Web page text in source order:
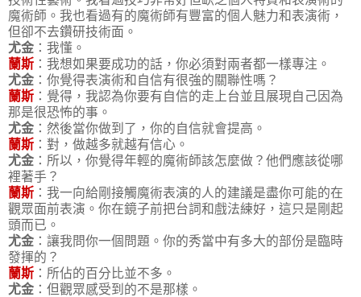
魔術師。我也看過有的魔術師有豐富的個人魅力和表演術，
但卻不去鑽研技術面。
尤金 ：我懂。
蘭斯 ：我想如果要成功的話，你必須對兩者都一樣專注。
尤金 ：你覺得表演術和自信有很強的關聯性嗎？
蘭斯 ：覺得，我認為你要有自信的走上台並且展現自己因為
那是很恐怖的事。
尤金 ：然後當你做到了，你的自信就會提高。
蘭斯 ：對，做越多就越有信心。
尤金 ：所以，你覺得年輕的魔術師該怎麼做？他們應該從哪
裡著手？
蘭斯 ：我一向給剛接觸魔術表演的人的建議是盡你可能的在
觀眾面前表演。你在鏡子前把台詞和戲法練好，這只是剛起
頭而已。
尤金 ：讓我問你一個問題。你的秀當中有多大的部份是臨時
發揮的？
蘭斯 ：所佔的百分比並不多。
尤金 ：但觀眾感受到的不是那樣。